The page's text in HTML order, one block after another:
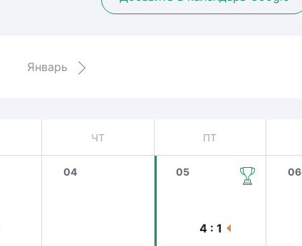
Январь
ЧТ ПТ
04 05
4 : 1
06